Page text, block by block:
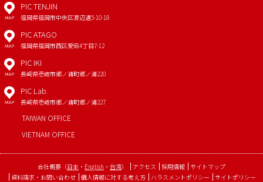
MAP
PIC TENJIN
福岡県福岡市中央区渡辺通5-10-18
MAP
PIC ATAGO
福岡県福岡市西区愛宕4丁目7-12
MAP
PIC IKI
長崎県壱岐市郷ノ浦町郷ノ浦220
MAP
PIC Lab.
長崎県壱岐市郷ノ浦町郷ノ浦227
TAIWAN OFFICE
VIETNAM OFFICE
会社概要 （日本 ・ English ・ 台湾） アクセス 採用情報 サイトマップ
資料請求・お問い合わせ 個人情報に対する考え方 ハラスメントポリシー サイトポリシー